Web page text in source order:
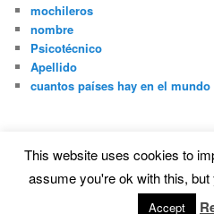
mochileros
nombre
Psicotécnico
Apellido
cuantos países hay en el mundo
Funciona gracias
This website uses cookies to
assume you're ok with this,
Accept